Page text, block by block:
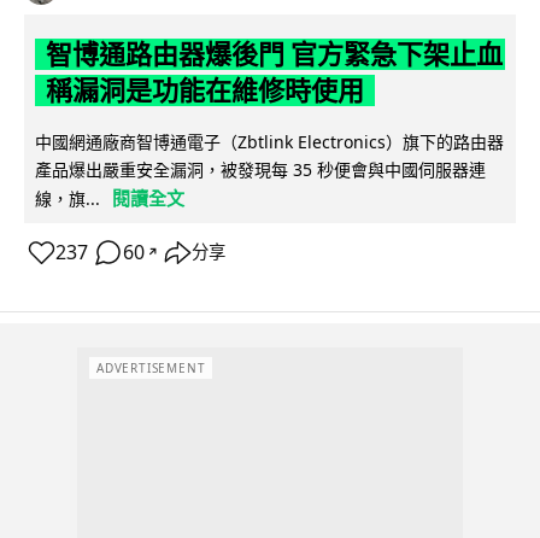
智博通路由器爆後門 官方緊急下架止血
稱漏洞是功能在維修時使用
中國網通廠商智博通電子（Zbtlink Electronics）旗下的路由器
產品爆出嚴重安全漏洞，被發現每 35 秒便會與中國伺服器連
線，旗...
閱讀全文
237 60 ↗ 分享
ADVERTISEMENT